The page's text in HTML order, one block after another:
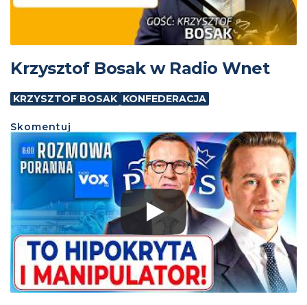
Krzysztof Bosak w Radio Wnet
KRZYSZTOF BOSAK KONFEDERACJA
Skomentuj